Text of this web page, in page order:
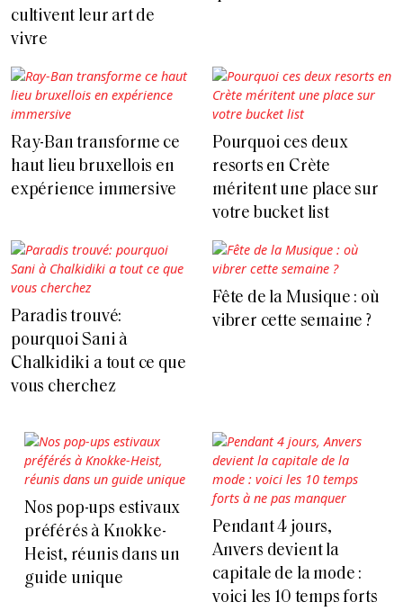
cultivent leur art de
vivre
Ray-Ban transforme ce
haut lieu bruxellois en
expérience immersive
Pourquoi ces deux
resorts en Crète
méritent une place sur
votre bucket list
Paradis trouvé:
pourquoi Sani à
Chalkidiki a tout ce que
vous cherchez
Fête de la Musique : où
vibrer cette semaine ?
Nos pop-ups estivaux
préférés à Knokke-
Heist, réunis dans un
guide unique
Pendant 4 jours,
Anvers devient la
capitale de la mode :
voici les 10 temps forts